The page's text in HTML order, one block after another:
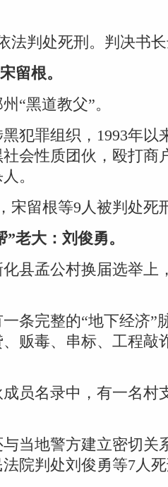
判处死刑。判决书长
根。
黑道教父”。
罪组织，1993年以
会性质团伙，殴打商
。
留根等9人被判处死
大：刘俊勇。
孟公村换届选举上
完整的“地下经济”
贩毒、串标、工程敲
名录中，有一名村
地警方建立密切关
院判处刘俊勇等7人